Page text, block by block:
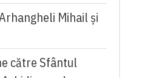
Mihail și
către Sfântul